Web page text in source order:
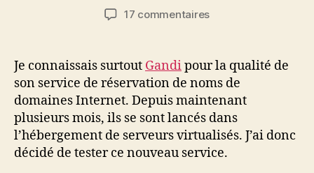
l’article
17 commentairessur
serveur
chez
Gandi
Je connaissais surtout Gandipour la qualité de
son service de réservation de noms de
domaines Internet. Depuis maintenant
plusieurs mois, ils se sont lancés dans
l’hébergement de serveurs virtualisés. J’ai donc
décidé de tester ce nouveau service.